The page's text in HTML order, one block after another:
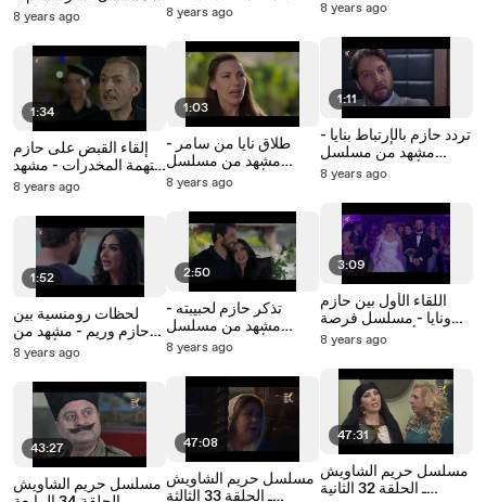
Etr Al Sham
8 years ago
1:34
إلقاء القبض على حازم
بتهمة المخدرات - مشهد
من مسلسل فرصة
8 years ago
1:52
لحظات رومنسية بين
حازم وريم - مشهد من
مسلسل فرصة أخيرة -
8 years ago
43:27
مسلسل حريم الشاويش
نايا في ليلة زواجها من
8 years ago
1:03
طلاق نايا من سامر -
مشهد من مسلسل
فرصة أخيرة - الحلقة 5
8 years ago
2:50
تذكر حازم لحبيبته -
مشهد من مسلسل
فرصة أخيرة - الحلقة 2
8 years ago
47:08
مسلسل حريم الشاويش
ـ الحلقة 33 الثالثة
فرصة أخيرة - الحلقة 7
8 years ago
1:11
تردد حازم بالإرتباط بنايا -
مشهد من مسلسل
فرصة أخيرة - الحلقة 4
8 years ago
3:09
اللقاء الأول بين حازم
ونايا - مسلسل فرصة
أخيرة - الحلقة 1
8 years ago
47:31
مسلسل حريم الشاويش
ـ الحلقة 32 الثانية